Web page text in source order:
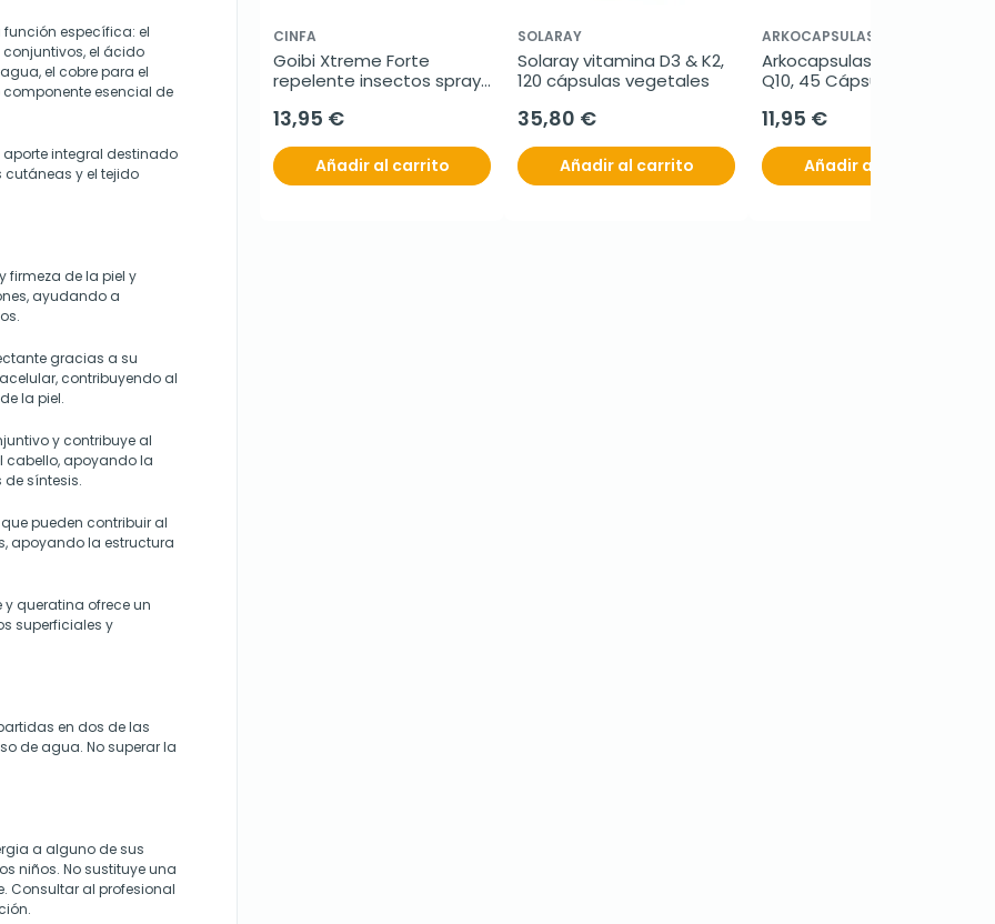
específica: el
el ácido
el cobre para el
esencial de
aporte integral destinado
y el tejido
firmeza de la piel y
ayudando a
gracias a su
contribuyendo al
la piel.
y contribuye al
cabello, apoyando la
síntesis.
pueden contribuir al
apoyando la estructura
queratina ofrece un
superficiales y
en dos de las
de agua. No superar la
a alguno de sus
niños. No sustituye una
Consultar al profesional
CINFA
Goibi Xtreme Forte
repelente insectos spray,
13,95 €
Añadir al carrito
SOLARAY
Solaray vitamina D3 & K2,
120 cápsulas vegetales
35,80 €
Añadir al carrito
ARKOCAPSULAS
Arkocapsulas Coenzima
Q10, 45 Cápsulas
11,95 €
Añadir al carrito